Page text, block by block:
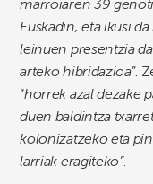
marroiaren 39
Euskadin, eta ikusi
leinuen presentzia
arteko hibridazioa”.
“horrek azal dezake
duen baldintza
kolonizatzeko eta
larriak eragiteko”.